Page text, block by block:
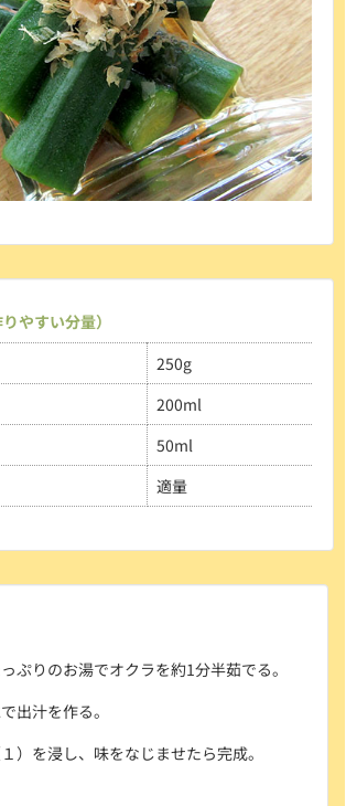
やすい分量）
250g
200ml
50ml
適量
ぷりのお湯でオクラを約1分半茹でる。
出汁を作る。
１）を浸し、味をなじませたら完成。